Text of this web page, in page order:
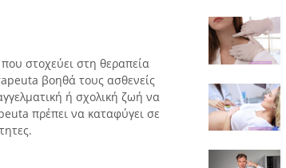
στοχεύει στη θεραπεία
βοηθά τους ασθενείς
ή σχολική ζωή να
πρέπει να καταφύγει σε